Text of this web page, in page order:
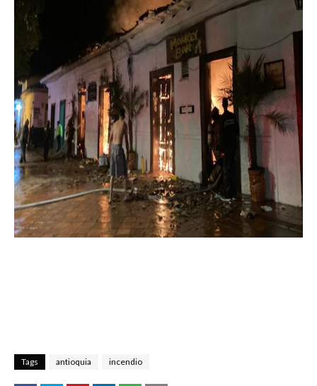
Tags antioquia incendio